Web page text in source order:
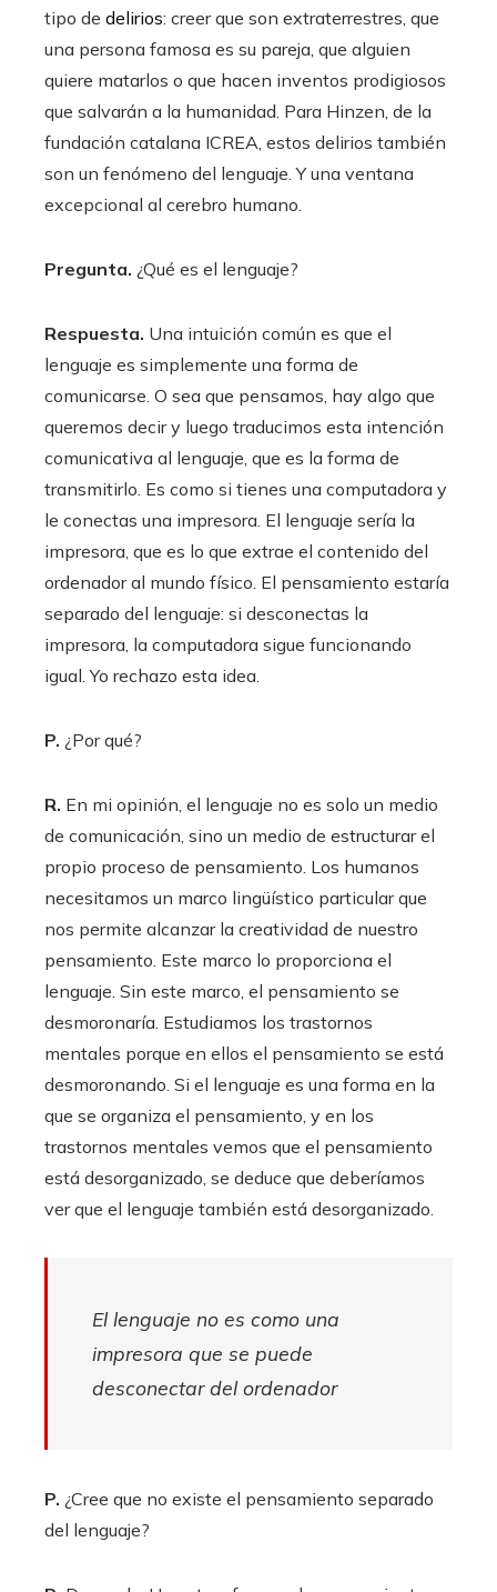
tipo de delirios: creer que son extraterrestres, que
una persona famosa es su pareja, que alguien
quiere matarlos o que hacen inventos prodigiosos
que salvarán a la humanidad. Para Hinzen, de la
fundación catalana ICREA, estos delirios también
son un fenómeno del lenguaje. Y una ventana
excepcional al cerebro humano.
Pregunta. ¿Qué es el lenguaje?
Respuesta. Una intuición común es que el
lenguaje es simplemente una forma de
comunicarse. O sea que pensamos, hay algo que
queremos decir y luego traducimos esta intención
comunicativa al lenguaje, que es la forma de
transmitirlo. Es como si tienes una computadora y
le conectas una impresora. El lenguaje sería la
impresora, que es lo que extrae el contenido del
ordenador al mundo físico. El pensamiento estaría
separado del lenguaje: si desconectas la
impresora, la computadora sigue funcionando
igual. Yo rechazo esta idea.
P. ¿Por qué?
R. En mi opinión, el lenguaje no es solo un medio
de comunicación, sino un medio de estructurar el
propio proceso de pensamiento. Los humanos
necesitamos un marco lingüístico particular que
nos permite alcanzar la creatividad de nuestro
pensamiento. Este marco lo proporciona el
lenguaje. Sin este marco, el pensamiento se
desmoronaría. Estudiamos los trastornos
mentales porque en ellos el pensamiento se está
desmoronando. Si el lenguaje es una forma en la
que se organiza el pensamiento, y en los
trastornos mentales vemos que el pensamiento
está desorganizado, se deduce que deberíamos
ver que el lenguaje también está desorganizado.
El lenguaje no es como una
impresora que se puede
desconectar del ordenador
P. ¿Cree que no existe el pensamiento separado
del lenguaje?